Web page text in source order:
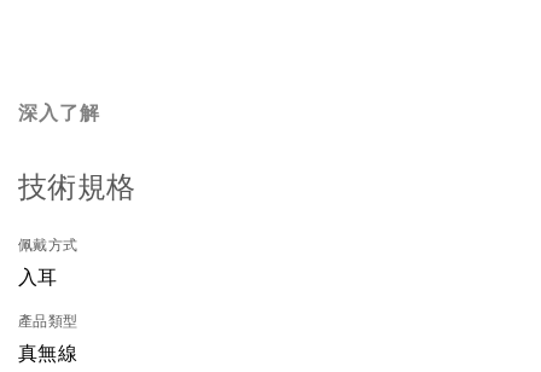
深入了解
技術規格
佩戴方式
入耳
產品類型
真無線